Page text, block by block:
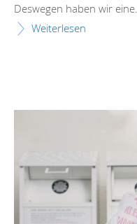
Deswegen haben wir eine...
Weiterlesen